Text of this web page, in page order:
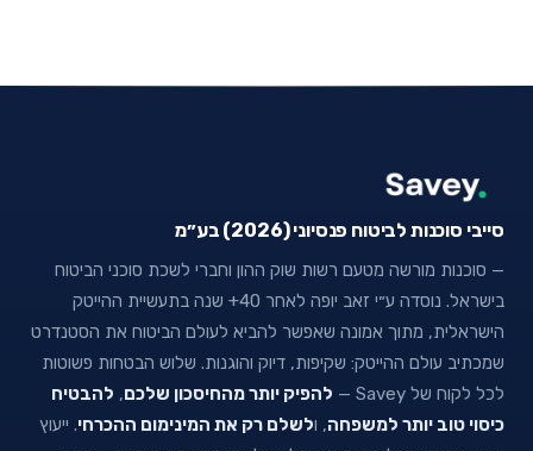
סייבי סוכנות לביטוח פנסיוני (2026) בע״מ
— סוכנות מורשה מטעם רשות שוק ההון וחברי לשכת סוכני הביטוח
בישראל. נוסדה ע״י זאב יופה לאחר 40+ שנה בתעשיית ההייטק
הישראלית, מתוך אמונה שאפשר להביא לעולם הביטוח את הסטנדרט
שמכתיב עולם ההייטק: שקיפות, דיוק והוגנות. שלוש הבטחות פשוטות
לכל לקוח של Savey —
להפיק יותר מהחיסכון שלכם, להבטיח
כיסוי טוב יותר למשפחה, ולשלם רק את המינימום ההכרחי. ייעוץ